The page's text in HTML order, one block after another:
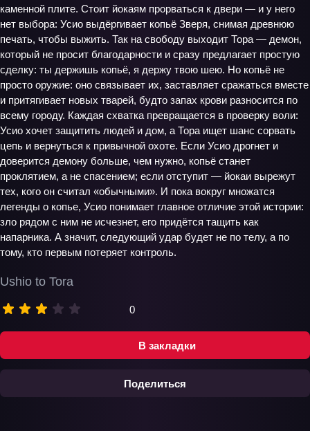
В закладки
Поделиться
Ushio to Tora
0
каменной плите. Стоит йокаям прорваться к двери — и у него
нет выбора: Усио выдёргивает копьё Зверя, снимая древнюю
печать, чтобы выжить. Так на свободу выходит Тора — демон,
который не просит благодарности и сразу предлагает простую
сделку: ты держишь копьё, я держу твою шею. Но копьё не
просто оружие: оно связывает их, заставляет сражаться вместе
и притягивает новых тварей, будто запах крови разносится по
всему городу. Каждая схватка превращается в проверку воли:
Усио хочет защитить людей и дом, а Тора ищет шанс сорвать
цепь и вернуться к привычной охоте. Если Усио дрогнет и
доверится демону больше, чем нужно, копьё станет
проклятием, а не спасением; если отступит — йокаи вырежут
тех, кого он считал «обычными». И пока вокруг множатся
легенды о копье, Усио понимает главное отличие этой истории:
зло рядом с ним не исчезнет, его придётся тащить как
напарника. А значит, следующий удар будет не по телу, а по
тому, кто первым потеряет контроль.